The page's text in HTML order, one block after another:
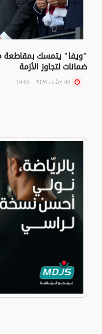
"ويفا" يتمسك
ضمانات لتجاوز الأزمة